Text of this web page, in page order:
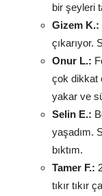
bir şeyleri
Gizem K.:
çıkarıyor.
Onur L.:
çok dikkat
yakar ve
Selin E.:
yaşadım.
bıktım.
Tamer F.:
tıkır tıkır